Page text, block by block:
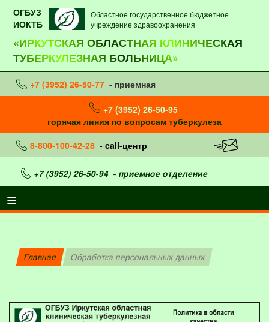
ОГБУЗ
ИОКТБ
Областное государственное бюджетное
учреждение здравоохранения
«ИРКУТСКАЯ ОБЛАСТНАЯ КЛИНИЧЕСКАЯ
ТУБЕРКУЛЕЗНАЯ БОЛЬНИЦА»
+7 (3952) 26-50-77 - приемная
+7 (3952) 26-50-95
горячая линия по вопросам туберкулеза
8-800-100-42-28 - call-центр
+7 (3952) 26-50-94- приемное отделение
Главная Обработка персональных данных